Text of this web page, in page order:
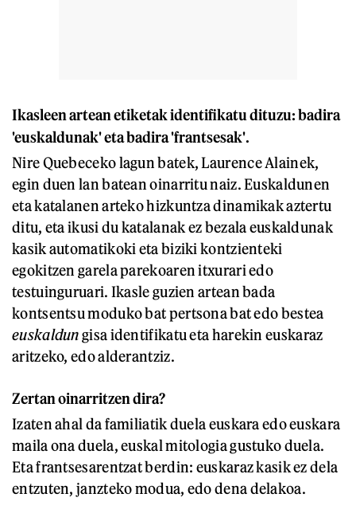
Ikasleen artean etiketak identifikatu dituzu: badira
'euskaldunak' eta badira 'frantsesak'.
Nire Quebeceko lagun batek, Laurence Alainek,
egin duen lan batean oinarritu naiz. Euskaldunen
eta katalanen arteko hizkuntza dinamikak aztertu
ditu, eta ikusi du katalanak ez bezala euskaldunak
kasik automatikoki eta biziki kontzienteki
egokitzen garela parekoaren itxurari edo
testuinguruari. Ikasle guzien artean bada
kontsentsu moduko bat pertsona bat edo bestea
euskaldungisa identifikatu eta harekin euskaraz
aritzeko, edo alderantziz.
Zertan oinarritzen dira?
Izaten ahal da familiatik duela euskara edo euskara
maila ona duela, euskal mitologia gustuko duela.
Eta frantsesarentzat berdin: euskaraz kasik ez dela
entzuten, janzteko modua, edo dena delakoa.